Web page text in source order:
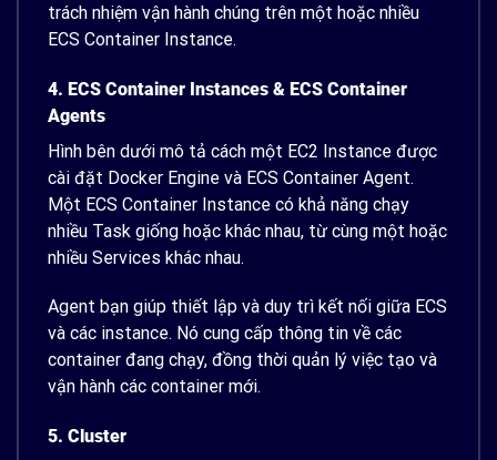
trách nhiệm vận hành chúng trên một hoặc nhiều
ECS Container Instance.
4. ECS Container Instances & ECS Container
Agents
Hình bên dưới mô tả cách một EC2 Instance được
cài đặt Docker Engine và ECS Container Agent.
Một ECS Container Instance có khả năng chạy
nhiều Task giống hoặc khác nhau, từ cùng một hoặc
nhiều Services khác nhau.
Agent bạn giúp thiết lập và duy trì kết nối giữa ECS
và các instance. Nó cung cấp thông tin về các
container đang chạy, đồng thời quản lý việc tạo và
vận hành các container mới.
5. Cluster